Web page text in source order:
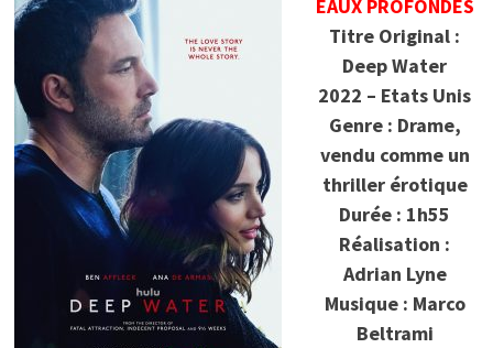
EAUX PROFONDES
Titre Original :
Deep Water
2022 – Etats Unis
Genre : Drame,
vendu comme un
thriller érotique
Durée : 1h55
Réalisation :
Adrian Lyne
Musique : Marco
Beltrami